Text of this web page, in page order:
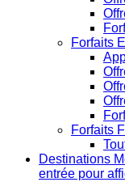
Forfaits
Forfaits
Destinations
entrée pour